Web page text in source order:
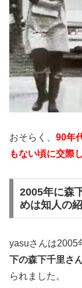
おそらく、 90年
もない頃に交際
2005年に森
めは知人の
yasuさんは2005
下の森下千里さ
られました。